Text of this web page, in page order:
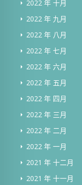
2022 年 十月
2022 年 九月
2022 年 八月
2022 年 七月
2022 年 六月
2022 年 五月
2022 年 四月
2022 年 三月
2022 年 二月
2022 年 一月
2021 年 十二月
2021 年 十一月